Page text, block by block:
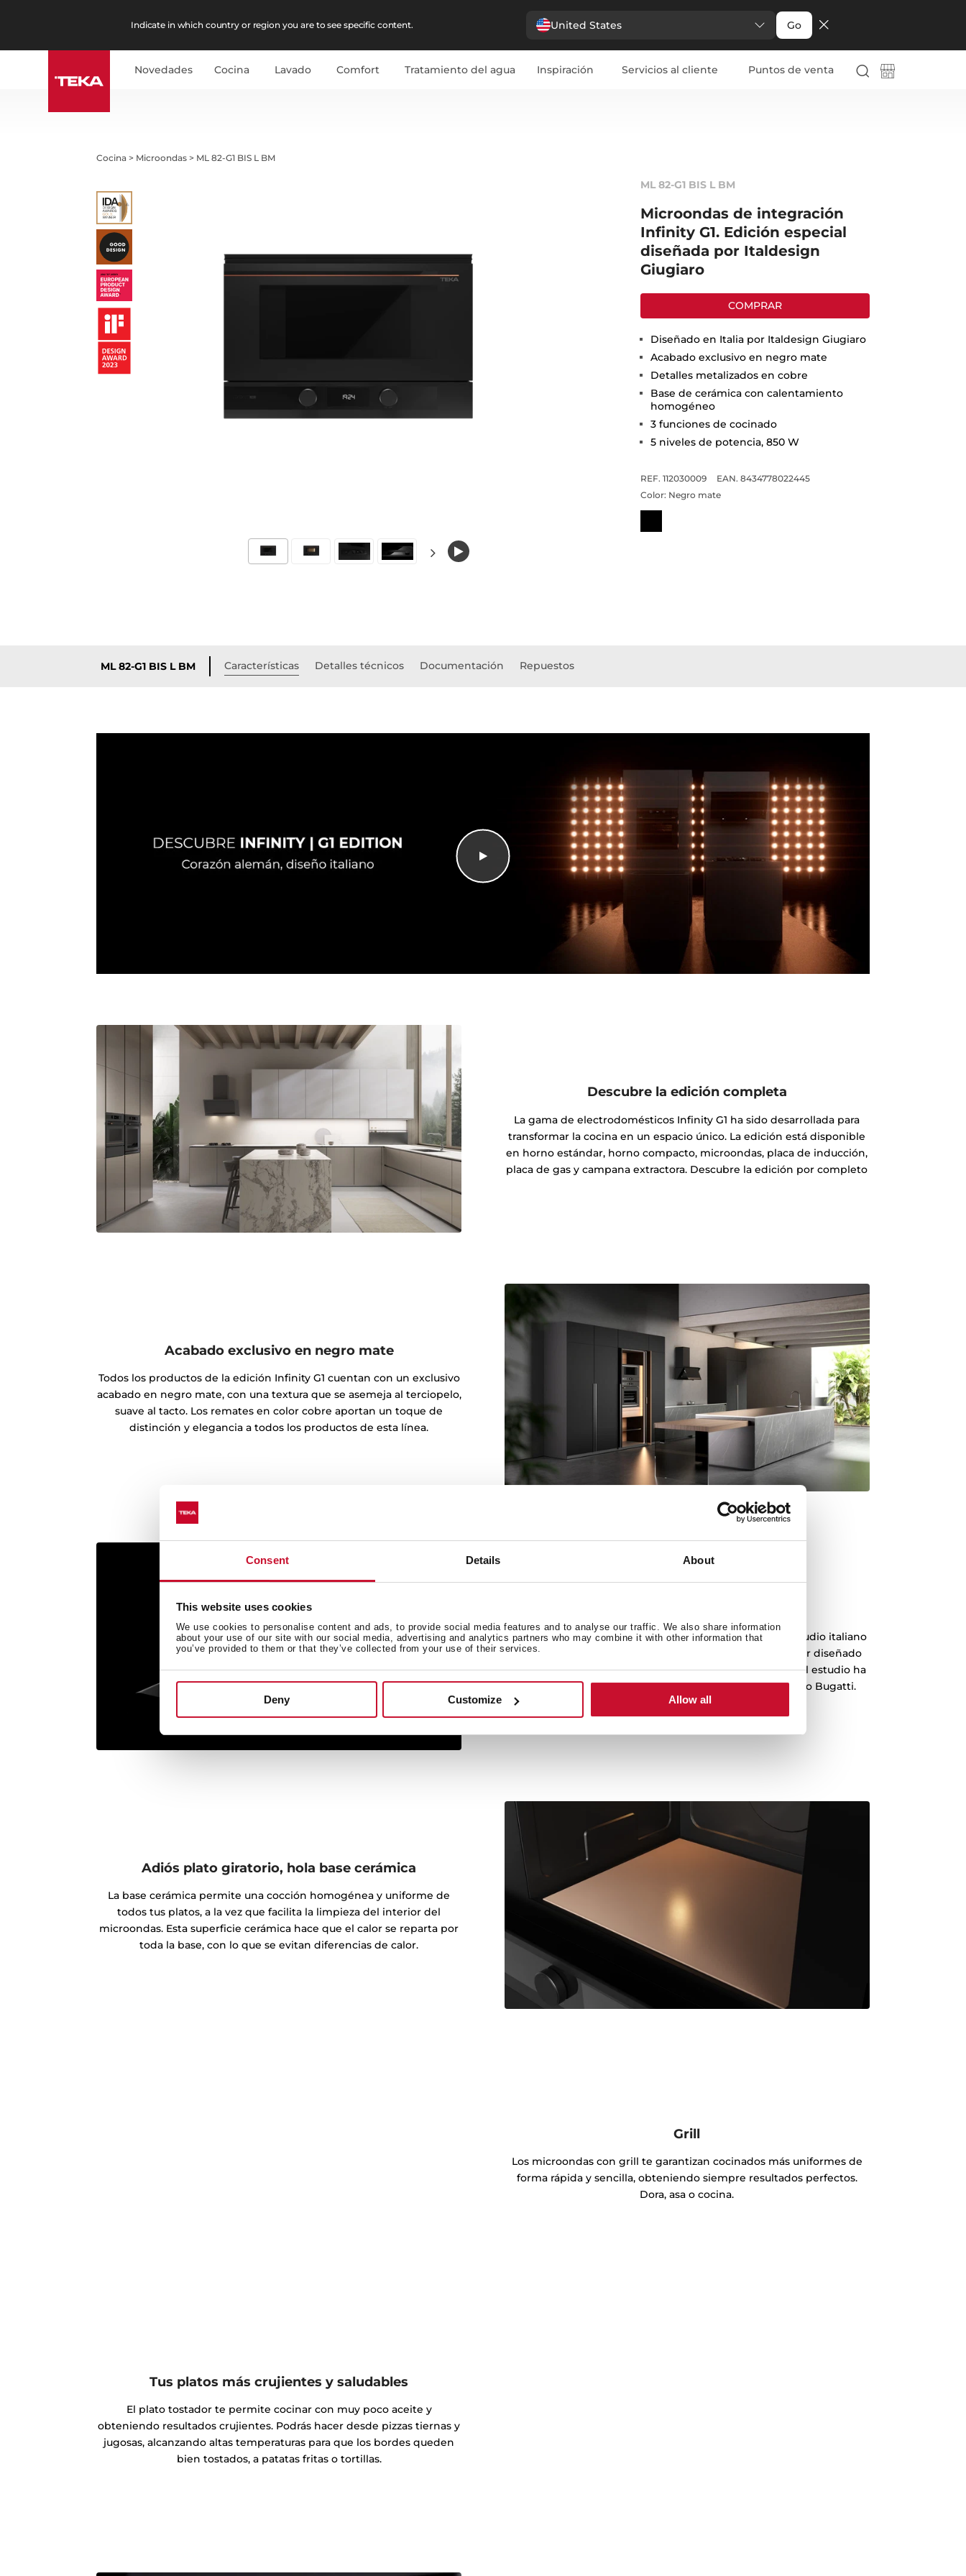
Consent Details About
This website uses cookies
We use cookies to personalise content and ads, to provide social media features and to analyse our traffic. We also share information
about your use of our site with our social media, advertising and analytics partners who may combine it with other information that
you’ve provided to them or that they’ve collected from your use of their services.
Deny Customize Allow all
Indicate in which country or region you are to see specific content. United States Go
Novedades Cocina Lavado Comfort Tratamiento del agua Inspiración Servicios al cliente Puntos de venta
Cocina > Microondas > ML 82-G1 BIS L BM
ML 82-G1 BIS L BM
Microondas de integración
Infinity G1. Edición especial
diseñada por Italdesign
Giugiaro
COMPRAR
Diseñado en Italia por Italdesign Giugiaro
Acabado exclusivo en negro mate
Detalles metalizados en cobre
Base de cerámica con calentamiento
homogéneo
3 funciones de cocinado
5 niveles de potencia, 850 W
REF. 112030009
EAN. 8434778022445
Color: Negro mate
ML 82-G1 BIS L BM Características Detalles técnicos Documentación Repuestos
Descubre la edición completa
La gama de electrodomésticos Infinity G1 ha sido desarrollada para
transformar la cocina en un espacio único. La edición está disponible
en horno estándar, horno compacto, microondas, placa de inducción,
placa de gas y campana extractora. Descubre la edición por completo
Acabado exclusivo en negro mate
Todos los productos de la edición Infinity G1 cuentan con un exclusivo
acabado en negro mate, con una textura que se asemeja al terciopelo,
suave al tacto. Los remates en color cobre aportan un toque de
distinción y elegancia a todos los productos de esta línea.
La línea Infinity G1 ha sido diseñada por el prestigioso estudio italiano
Italdesign Giugiaro, reconocido mundialmente por haber diseñado
algunos de los coches más emblemáticos de la historia. El estudio ha
trabajado para marcas como Ferrari, Lamborghini, Audi o Bugatti.
Adiós plato giratorio, hola base cerámica
La base cerámica permite una cocción homogénea y uniforme de
todos tus platos, a la vez que facilita la limpieza del interior del
microondas. Esta superficie cerámica hace que el calor se reparta por
toda la base, con lo que se evitan diferencias de calor.
Grill
Los microondas con grill te garantizan cocinados más uniformes de
forma rápida y sencilla, obteniendo siempre resultados perfectos.
Dora, asa o cocina.
Tus platos más crujientes y saludables
El plato tostador te permite cocinar con muy poco aceite y
obteniendo resultados crujientes. Podrás hacer desde pizzas tiernas y
jugosas, alcanzando altas temperaturas para que los bordes queden
bien tostados, a patatas fritas o tortillas.